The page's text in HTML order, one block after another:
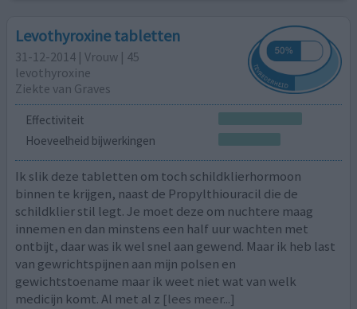
Levothyroxine tabletten
31-12-2014 | Vrouw | 45
levothyroxine
Ziekte van Graves
Effectiviteit
Hoeveelheid bijwerkingen
Ik slik deze tabletten om toch schildklierhormoon
binnen te krijgen, naast de Propylthiouracil die de
schildklier stil legt. Je moet deze om nuchtere maag
innemen en dan minstens een half uur wachten met
ontbijt, daar was ik wel snel aan gewend. Maar ik heb last
van gewrichtspijnen aan mijn polsen en
gewichtstoename maar ik weet niet wat van welk
medicijn komt. Al met al z [lees meer...]